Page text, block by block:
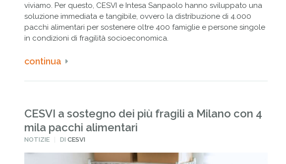
viviamo. Per questo, CESVI e Intesa Sanpaolo hanno sviluppato una
soluzione immediata e tangibile, ovvero la distribuzione di 4.000
pacchi alimentari per sostenere oltre 400 famiglie e persone singole
in condizioni di fragilità socioeconomica.
continua
CESVI a sostegno dei più fragili a Milano con 4
mila pacchi alimentari
PUBBLICATO
NOTIZIE DICESVI